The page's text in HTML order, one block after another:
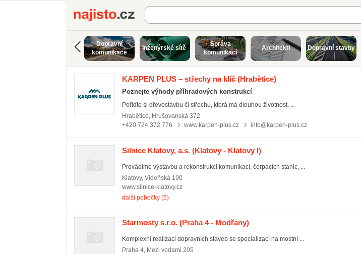
Najisto.cz
Dopravní
komunikace
Inženýrské sítě
Správa
komunikací
Architekti Dopravní stavby
KARPEN PLUS – střechy na klíč (Hrabětice)
Poznejte výhody příhradových konstrukcí
Pořiďte si dřevostavbu či střechu, která má dlouhou životnost. ...
Hrabětice, Hrušovanská 372
+420 724 372 776
www.karpen-plus.cz info@karpen-plus.cz
Silnice Klatovy, a.s. (Klatovy - Klatovy I)
Provádíme výstavbu a rekonstrukci komunikací, čerpacích stanic, ...
Klatovy, Vídeňská 190
www.silnice-klatovy.cz
další pobočky (5)
Starmosty s.r.o. (Praha 4 - Modřany)
Komplexní realizaci dopravních staveb se specializací na mostní ...
Praha 4, Mezi vodami 205